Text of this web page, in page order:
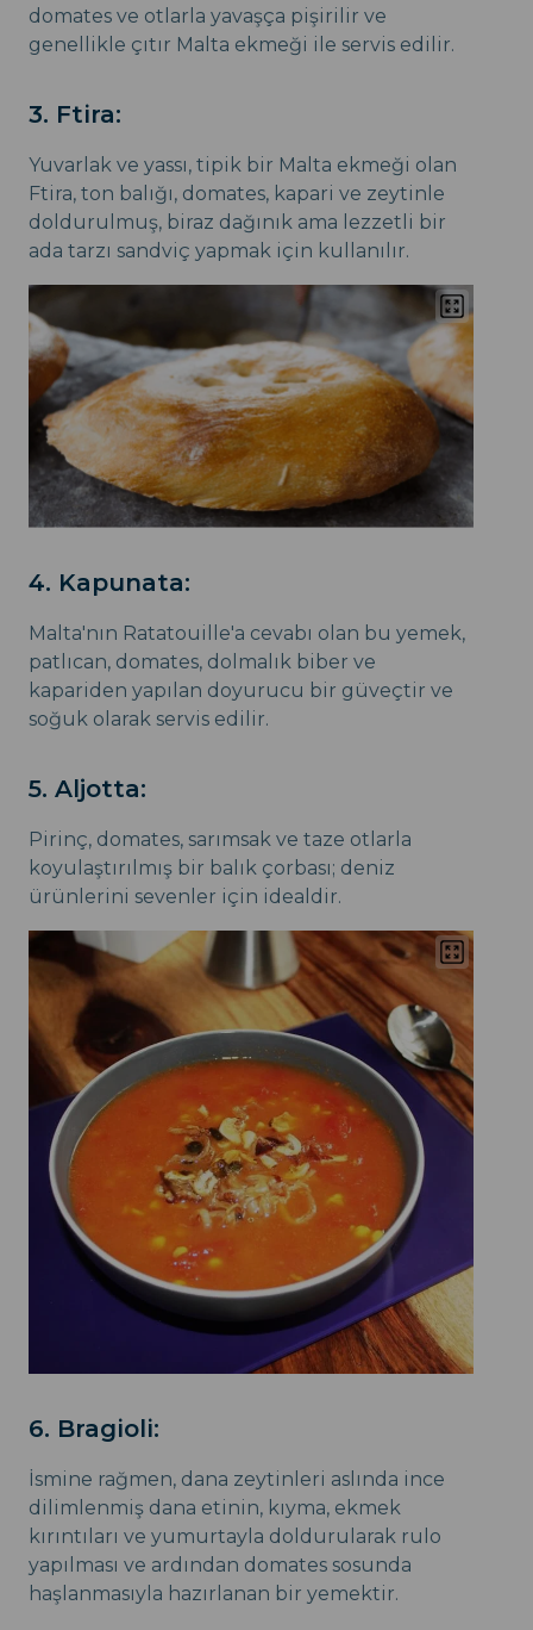
domates ve otlarla yavaşça pişirilir ve
genellikle çıtır Malta ekmeği ile servis edilir.
3. Ftira:
Yuvarlak ve yassı, tipik bir Malta ekmeği olan
Ftira, ton balığı, domates, kapari ve zeytinle
doldurulmuş, biraz dağınık ama lezzetli bir
ada tarzı sandviç yapmak için kullanılır.
4. Kapunata:
Malta'nın Ratatouille'a cevabı olan bu yemek,
patlıcan, domates, dolmalık biber ve
kapariden yapılan doyurucu bir güveçtir ve
soğuk olarak servis edilir.
5. Aljotta:
Pirinç, domates, sarımsak ve taze otlarla
koyulaştırılmış bir balık çorbası; deniz
ürünlerini sevenler için idealdir.
6. Bragioli:
İsmine rağmen, dana zeytinleri aslında ince
dilimlenmiş dana etinin, kıyma, ekmek
kırıntıları ve yumurtayla doldurularak rulo
yapılması ve ardından domates sosunda
haşlanmasıyla hazırlanan bir yemektir.